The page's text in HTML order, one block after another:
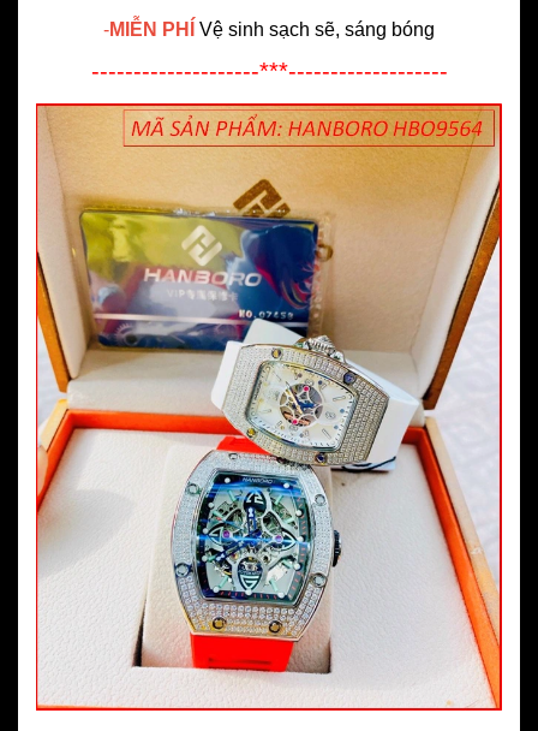
-MIỄN PHÍ Vệ sinh sạch sẽ, sáng bóng
--------------------***-------------------